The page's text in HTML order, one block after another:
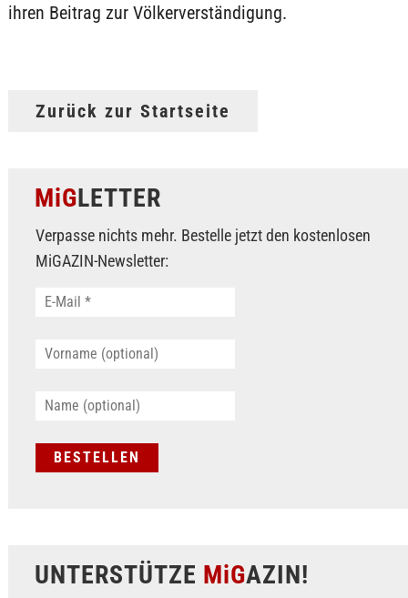
ihren Beitrag zur Völkerverständigung.
Zurück zur Startseite
MiGLETTER
Verpasse nichts mehr. Bestelle jetzt den kostenlosen
MiGAZIN-Newsletter:
UNTERSTÜTZE MiGAZIN!